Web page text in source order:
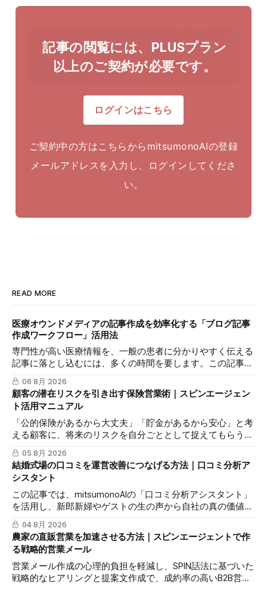
記事の閲覧には、PLUSプラン
以上のご契約が必要です。
ログインはこちら
ご契約中の方はこちらからmitsumonoAIの登録
メールアドレスを入力し、ログインしてくださ
い。
READ MORE
医療オウンドメディアの記事作成を効率化する「ブログ記事
作成ワークフロー」活用法
専門性が高い医療情報を、一般の患者に分かりやすく伝える
記事に落とし込むには、多くの時間を要します。この記事で
は、mitsumonoAIの「ブログ記事作成ワークフロー」を活用
し、SEOに配慮した質の高いブログ記事を効率的に作成し、
発信力を最大化する方法を解説します。
06 8月 2026
顧客の潜在リスクを引き出す保険営業術｜スピンエージェン
ト活用マニュアル
「公的保険があるから大丈夫」「貯金があるから安心」と考
える顧客に、将来のリスクを自分ごととして捉えてもらうの
は簡単ではありません。この記事では、mitsumonoAIの「ス
ピンエージェント」を活用し、顧客の反論すらも対話の糸口
に変え、納得感を高めて成約に繋げる具体的な3つのステッ
プを解説します。
05 8月 2026
結婚式場の口コミを運営改善につなげる方法｜口コミ分析ア
シスタント
この記事では、mitsumonoAIの「口コミ分析アシスタント」
を活用し、新郎新婦やゲストの生の声から自社の真の価値を
抽出し、来館予約率（CVR）を向上させる具体的な3つのス
テップを解説します。
04 8月 2026
農家の直販営業を加速させる方法｜スピンエージェントで作
る戦略的営業メール
営業メール作成の心理的負担を軽減し、SPIN話法に基づいた
戦略的なヒアリングと提案文作成で、成約率の高いB2B営業